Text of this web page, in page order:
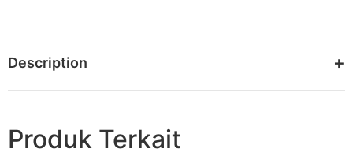
Description
Produk Terkait